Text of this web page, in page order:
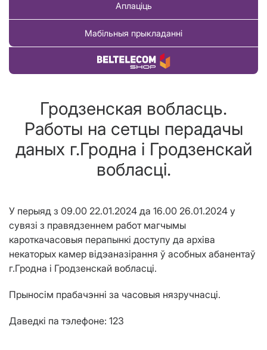
Аплаціць
Мабільныя прыкладанні
Купіць тавар
Гродзенская вобласць.
Работы на сетцы перадачы
даных г.Гродна i Гродзенскай
вобласцi.
У перыяд з 09.00 22.01.2024 да 16.00 26.01.2024 у
сувязі з правядзеннем работ магчымы
кароткачасовыя перапынкі доступу да архіва
некаторых камер відэаназірання ў асобных абанентаў
г.Гродна i Гродзенскай вобласцi.
Прыносім прабачэнні за часовыя нязручнасці.
Даведкі па тэлефоне: 123